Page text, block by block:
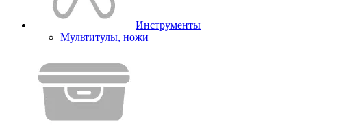
Инструменты
Мультитулы, ножи